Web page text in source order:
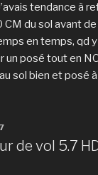
tendance à
CM du sol avant
en temps, qd y
un posé tout en
sol bien et posé
de vol 5.7